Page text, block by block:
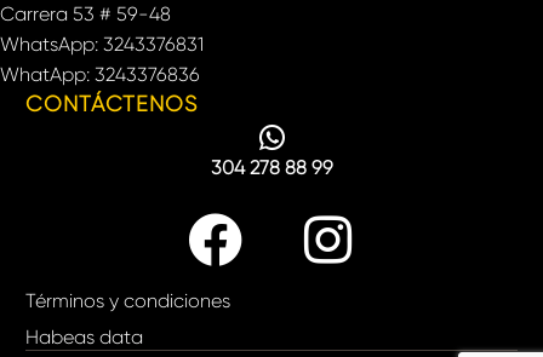
Carrera 53 # 59-48
WhatsApp: 3243376831
WhatApp: 3243376836
CONTÁCTENOS
304 278 88 99
Términos y condiciones
Habeas data